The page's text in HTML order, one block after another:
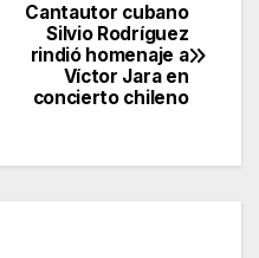
Cantautor cubano
Silvio Rodríguez
rindió homenaje a
Víctor Jara en
concierto chileno